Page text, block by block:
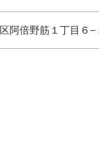
阿倍野筋１丁目６−